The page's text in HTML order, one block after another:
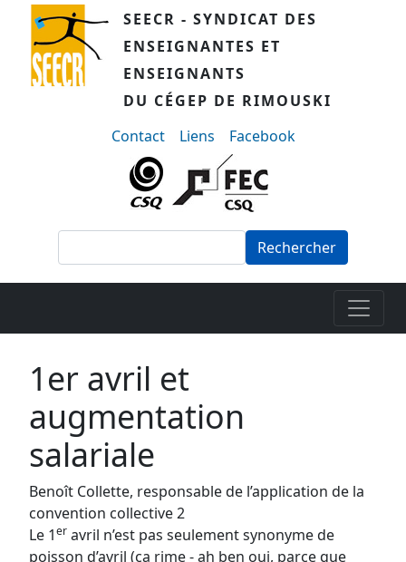
Aller au contenu principalSEECR - SYNDICAT DES
ENSEIGNANTES ET
ENSEIGNANTS
DU CÉGEP DE RIMOUSKI
menu-secondaire
Contact Liens Facebook
1er avril et
augmentation
salariale
Benoît Collette, responsable de l’application de la
convention collective 2
Le 1er avril n’est pas seulement synonyme de
poisson d’avril (ça rime - ah ben oui, parce que